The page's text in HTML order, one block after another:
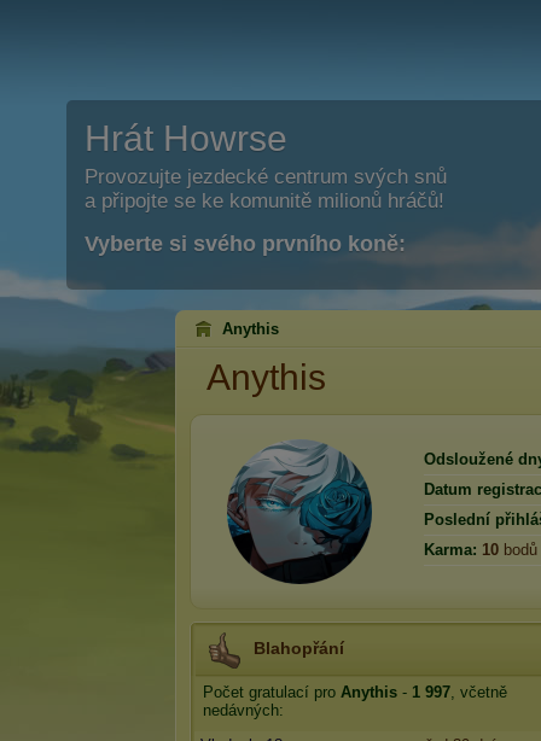
Hrát Howrse
Provozujte jezdecké centrum svých snů
a připojte se ke komunitě milionů hráčů!
Vyberte si svého prvního koně:
Anythis
Anythis
Odsloužené
Datum
Poslední
Karma: 10 bodů
Blahopřání
Počet gratulací pro Anythis - 1 997, včetně
nedávných: